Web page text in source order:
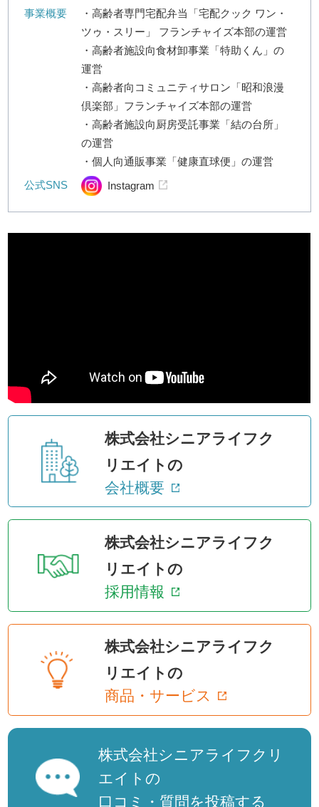
事業概要
・高齢者専門宅配弁当「宅配クック ワン・
ツゥ・スリー」 フランチャイズ本部の運営
・高齢者施設向食材卸事業「特助くん」の
運営
・高齢者向コミュニティサロン「昭和浪漫
倶楽部」フランチャイズ本部の運営
・高齢者施設向厨房受託事業「結の台所」
の運営
・個人向通販事業「健康直球便」の運営
公式SNS
Instagram
株式会社シニアライフク
リエイトの
会社概要
株式会社シニアライフク
リエイトの
採用情報
株式会社シニアライフク
リエイトの
商品・サービス
株式会社シニアライフクリ
エイトの
口コミ・質問を投稿する